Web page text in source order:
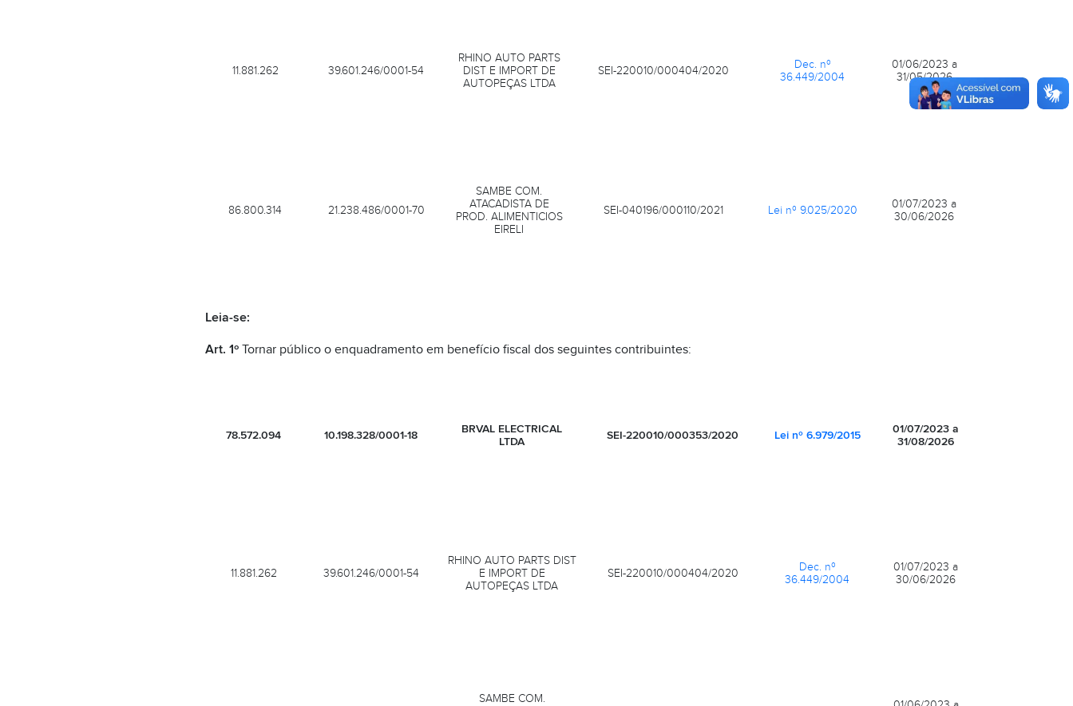
11.881.262 39.601.246/0001-54
RHINO AUTO PARTS
DIST E IMPORT DE
AUTOPEÇAS LTDA
SEI-220010/000404/2020
Dec. nº
36.449/2004
01/06/2023 a
31/05/2026
86.800.314 21.238.486/0001-70
SAMBE COM.
ATACADISTA DE
PROD. ALIMENTICIOS
EIRELI
SEI-040196/000110/2021 Lei nº 9.025/2020
01/07/2023 a
30/06/2026
Leia-se:
Art. 1ºTornar público o enquadramento em benefício fiscal dos seguintes contribuintes:
78.572.094 10.198.328/0001-18
BRVAL ELECTRICAL
LTDA
SEI-220010/000353/2020 Lei nº 6.979/2015
01/07/2023 a
31/08/2026
11.881.262 39.601.246/0001-54
RHINO AUTO PARTS DIST
E IMPORT DE
AUTOPEÇAS LTDA
SEI-220010/000404/2020
Dec. nº
36.449/2004
01/07/2023 a
30/06/2026
SAMBE COM.